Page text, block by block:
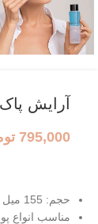
آرایش پاک
795,000
حجم: 155 میل
مناسب انواع